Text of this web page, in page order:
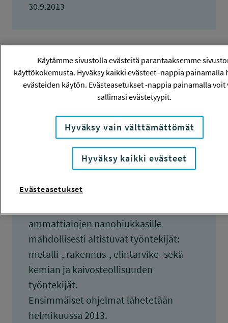
30.9.2013
Tiivistelmä
Nanomateriaalit ja työturvallisuus -
hankkeessa tuotetaan 20 radio-
ohjelmaa Radio Robin Hoodin 91,5 MHz
kanavalle. Kunkin ohjelman kesto on 15
minuuttia. Ohjelmat uusitaan kuusi
tavoittavat mahdollisimman monet.
ammattialojen nanohiukkasille
mahdollisesti altistuvat työntekijät:
metalli-, rakennus-, elintarvike- sekä
kemian ja kaivosteollisuuden
työntekijät.
Ensimmäiset ohjelmat lähetetään
helmikuussa 2013.
Käytämme sivustolla evästeitä parantaaksemme
käyttökokemusta. Hyväksy kaikki evästeet -nappia painamalla
evästeiden käytön. Evästeasetukset -nappia painamalla voit
sallimasi evästetyypit.
Hyväksy vain välttämättömät
Hyväksy kaikki evästeet
Evästeasetukset